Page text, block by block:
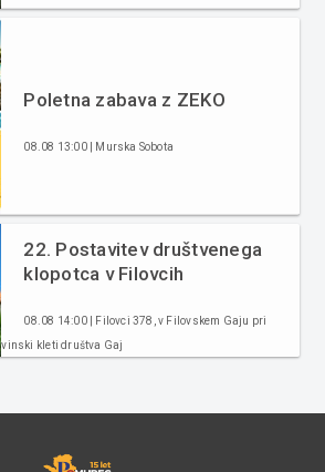
Poletna zabava z ZEKO
08.08 13:00 | Murska Sobota
22. Postavitev društvenega
klopotca v Filovcih
08.08 14:00 | Filovci 378, v Filovskem Gaju pri
vinski kleti društva Gaj